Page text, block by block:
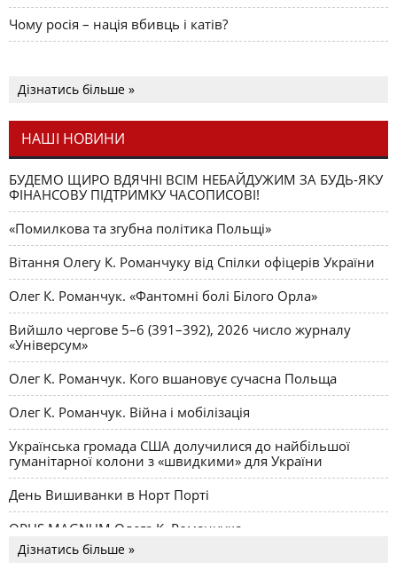
Чому росія – нація вбивць і катів?
Дізнатись більше »
НАШІ НОВИНИ
БУДЕМО ЩИРО ВДЯЧНІ ВСІМ НЕБАЙДУЖИМ ЗА БУДЬ-ЯКУ
ФІНАНСОВУ ПІДТРИМКУ ЧАСОПИСОВІ!
«Помилкова та згубна політика Польщі»
Вітання Олегу К. Романчуку від Спілки офіцерів України
Олег К. Романчук. «Фантомні болі Білого Орла»
Вийшло чергове 5–6 (391–392), 2026 число журналу
«Універсум»
Олег К. Романчук. Кого вшановує сучасна Польща
Олег К. Романчук. Війна і мобілізація
Українська громада США долучилися до найбільшої
гуманітарної колони з «швидкими» для України
День Вишиванки в Норт Порті
OPUS MAGNUM Олега К. Романчука
Дізнатись більше »